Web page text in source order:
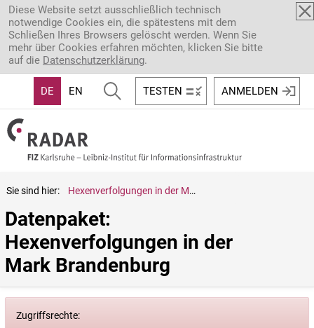
Direkt zum Inhalt
Diese Website setzt ausschließlich technisch
notwendige Cookies ein, die spätestens mit dem
Schließen Ihres Browsers gelöscht werden. Wenn Sie
mehr über Cookies erfahren möchten, klicken Sie bitte
auf die Datenschutzerklärung.
DE EN TESTEN ANMELDEN
Sie sind hier: Hexenverfolgungen in der Mark Brandenburg
Datenpaket:
Hexenverfolgungen in der
Mark Brandenburg
Zugriffsrechte: